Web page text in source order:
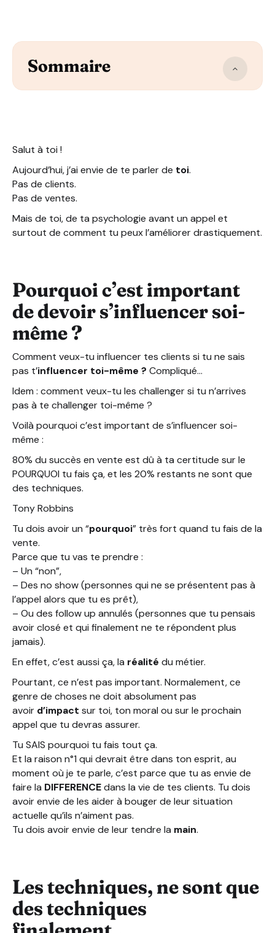
Sommaire
Voilà comment tu peux t’influencer toi-même avant
Salut à toi !
Aujourd’hui, j’ai envie de te parler de toi.
Pas de clients.
Pas de ventes.
Mais de toi, de ta psychologie avant un appel et
surtout de comment tu peux l’améliorer drastiquement.
Pourquoi c’est important
de devoir s’influencer soi-
même ?
Comment veux-tu influencer tes clients si tu ne sais
pas t’influencer toi-même ? Compliqué…
Idem : comment veux-tu les challenger si tu n’arrives
pas à te challenger toi-même ?
Voilà pourquoi c’est important de s’influencer soi-
même :
80% du succès en vente est dû à ta certitude sur le
POURQUOI tu fais ça, et les 20% restants ne sont que
des techniques.
Tony Robbins
Tu dois avoir un “pourquoi” très fort quand tu fais de la
vente.
Parce que tu vas te prendre :
– Un “non”,
– Des no show (personnes qui ne se présentent pas à
l’appel alors que tu es prêt),
– Ou des follow up annulés (personnes que tu pensais
avoir closé et qui finalement ne te répondent plus
jamais).
En effet, c’est aussi ça, la réalité du métier.
Pourtant, ce n’est pas important. Normalement, ce
genre de choses ne doit absolument pas
avoir d’impact sur toi, ton moral ou sur le prochain
appel que tu devras assurer.
Tu SAIS pourquoi tu fais tout ça.
Et la raison n°1 qui devrait être dans ton esprit, au
moment où je te parle, c’est parce que tu as envie de
faire la DIFFERENCEdans la vie de tes clients. Tu dois
avoir envie de les aider à bouger de leur situation
actuelle qu’ils n’aiment pas.
Tu dois avoir envie de leur tendre la main.
Les techniques, ne sont que
des techniques